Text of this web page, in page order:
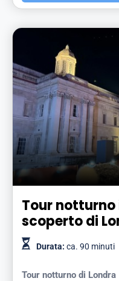
Tour
scoperto di
Durata: ca. 90 minuti
Tour notturno di Londra